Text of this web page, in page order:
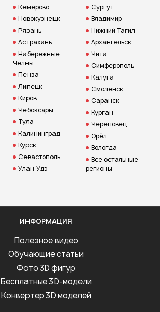
Кемерово
Новокузнецк
Рязань
Астрахань
Набережные
Челны
Пенза
Липецк
Киров
Чебоксары
Тула
Калининград
Курск
Севастополь
Улан-Удэ
Сургут
Владимир
Нижний Тагил
Архангельск
Чита
Симферополь
Калуга
Смоленск
Саранск
Курган
Череповец
Орёл
Вологда
Все остальные
регионы
ИНФОРМАЦИЯ
Полезное видео
Обучающие статьи
Фото 3D фигур
Бесплатные 3D-модели
Конвертер 3D моделей